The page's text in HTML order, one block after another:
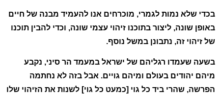
בכדי שלא נמות לגמרי, מוכרחים אנו להעמיד מבנה של חיים
באופן שונה, ליצור בתוכנו זיהוי עצמי שונה, וכדי להבין תוכנו
של זיהוי זה, נתבונן במשל נוסף.
בשעה שעמדו רגליהם של ישראל במעמד הר סיני, נקבע
מיהם יהודים בעולם ומיהם גויים. אבל בזה לא נחתמה
הפרשה, שהרי ביד כל גוי [כמעט כל גוי] לשנות את הזיהוי שלו